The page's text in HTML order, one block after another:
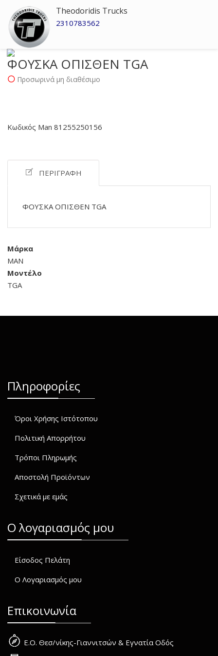
Theodoridis Trucks
2310783562
ΦΟΥΣΚΑ ΟΠΙΣΘΕΝ TGA
Προσωρινά μη διαθέσιμο
Κωδικός Man 81255250156
ΠΕΡΙΓΡΑΦΉ
ΦΟΥΣΚΑ ΟΠΙΣΘΕΝ TGA
Μάρκα
MAN
Μοντέλο
TGA
Πληροφορίες
Όροι Χρήσης Ιστότοπου
Πολιτική Απορρήτου
Τρόποι Πληρωμής
Αποστολή Προϊόντων
Σχετικά με εμάς
O λογαριασμός μου
Είσοδος Πελάτη
Ο Λογαριασμός μου
Επικοινωνία
Ε.Ο. Θεσ/νίκης-Γιαννιτσών & Εγνατία Οδός